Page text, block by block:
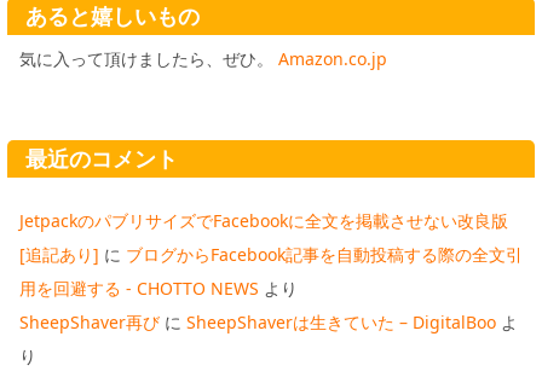
あると嬉しいもの
気に入って頂けましたら、ぜひ。 Amazon.co.jp
最近のコメント
JetpackのパブリサイズでFacebookに全文を掲載させない改良版
[追記あり] に ブログからFacebook記事を自動投稿する際の全文引
用を回避する - CHOTTO NEWS より
SheepShaver再び に SheepShaverは生きていた – DigitalBoo よ
り